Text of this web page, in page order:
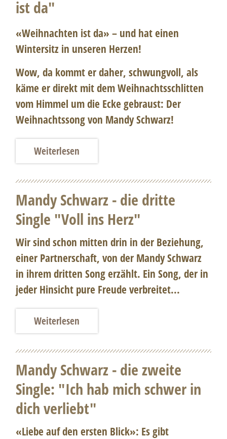
ist da"
«Weihnachten ist da» – und hat einen
Wintersitz in unseren Herzen!
Wow, da kommt er daher, schwungvoll, als
käme er direkt mit dem Weihnachtsschlitten
vom Himmel um die Ecke gebraust: Der
Weihnachtssong von Mandy Schwarz!
Weiterlesen
Mandy Schwarz - die dritte
Single "Voll ins Herz"
Wir sind schon mitten drin in der Beziehung,
einer Partnerschaft, von der Mandy Schwarz
in ihrem dritten Song erzählt. Ein Song, der in
jeder Hinsicht pure Freude verbreitet...
Weiterlesen
Mandy Schwarz - die zweite
Single: "Ich hab mich schwer in
dich verliebt"
«Liebe auf den ersten Blick»: Es gibt